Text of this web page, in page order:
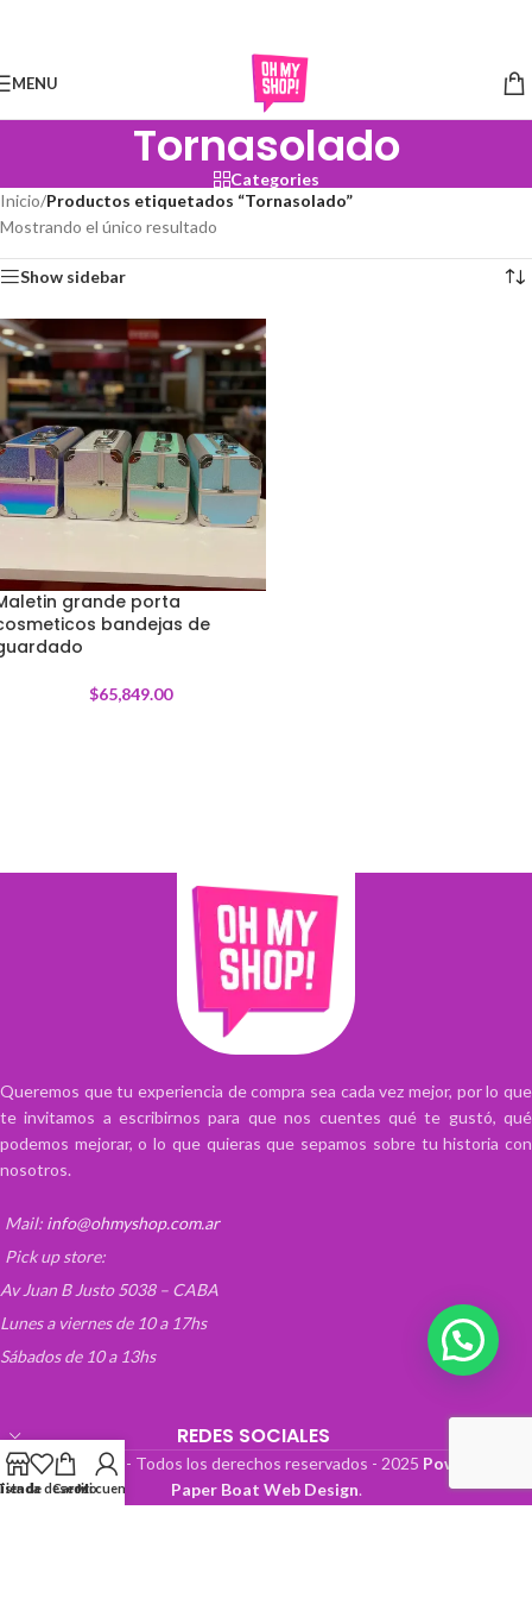
MENU
Tornasolado
Categories
Inicio/Productos etiquetados “Tornasolado”
Mostrando el único resultado
Show sidebar
grande porta
bandejas de
$65,849.00
Queremos que tu experiencia de compra sea cada vez mejor, por lo que
te invitamos a escribirnos para que nos cuentes qué te gustó, qué
podemos mejorar, o lo que quieras que sepamos sobre tu historia con
nosotros.
Mail: info@ohmyshop.com.ar
Pick up store:
Av Juan B Justo 5038 – CABA
Lunes a viernes de 10 a 17hs
Sábados de 10 a 13hs
REDES SOCIALES
OhMyTienda! - Todos los derechos reservados - 2025 Powered by
Paper Boat Web Design.
de deseos
CarritoMi cuenta